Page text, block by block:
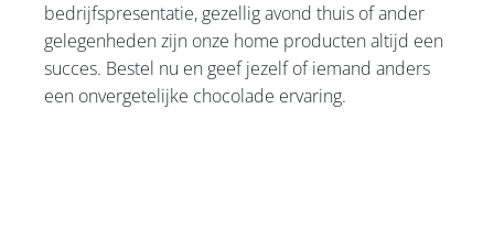
bedrijfspresentatie, gezellig avond thuis of ander
gelegenheden zijn onze home producten altijd een
succes. Bestel nu en geef jezelf of iemand anders
een onvergetelijke chocolade ervaring.